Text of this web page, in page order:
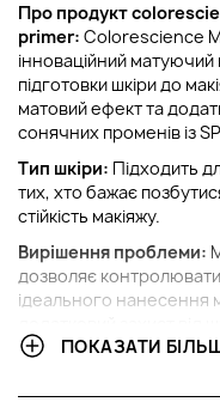
Про продукт
primer: Colorescience
інноваційний
підготовки шкіри до
матовий ефект та
сонячних променів із
Тип шкіри: Підходить
тих, хто бажає
стійкість макіяжу.
Вирішення проблеми:
дозволяє контролювати
ідеального нанесення
променів.ПОКАЗАТИ